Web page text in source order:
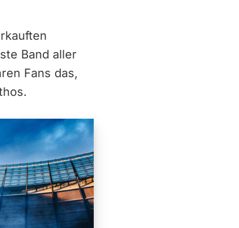
Band aller
Fans das,